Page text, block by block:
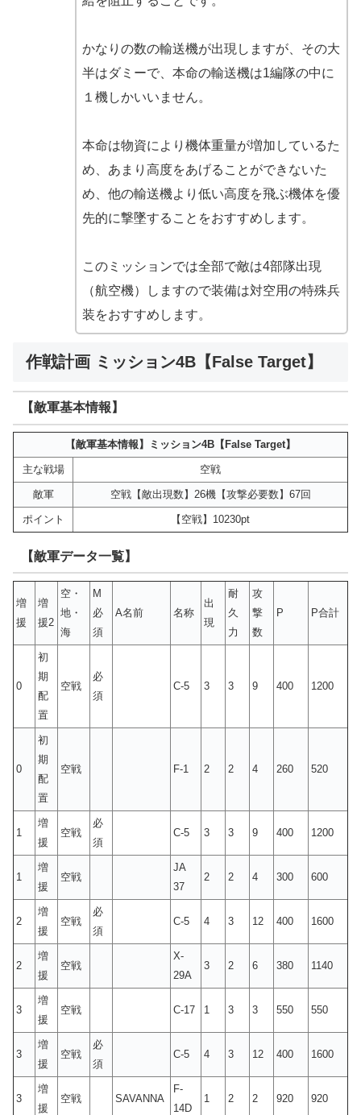
かなりの数の輸送機が出現しますが、その大
半はダミーで、本命の輸送機は1編隊の中に
１機しかいいません。
本命は物資により機体重量が増加しているた
め、あまり高度をあげることができないた
め、他の輸送機より低い高度を飛ぶ機体を優
先的に撃墜することをおすすめします。
このミッションでは全部で敵は4部隊出現
（航空機）しますので装備は対空用の特殊兵
装をおすすめします。
作戦計画 ミッション4B【False Target】
【敵軍基本情報】
【敵軍基本情報】ミッション4B【False Target】
主な戦場 空戦
敵軍 空戦【敵出現数】26機【攻撃必要数】67回
ポイント 【空戦】10230pt
【敵軍データ一覧】
増
援
増
援2
空・
地・
海
M
必
須
A名前 名称
出
現
耐
久
力
攻
撃
数
P P合計
0
初
期
配
置
空戦
必
須
C-5 3 3 9 400 1200
0
初
期
配
置
空戦 F-1 2 2 4 260 520
1
増
援
空戦
必
須
C-5 3 3 9 400 1200
1
増
援
空戦
JA
37
2 2 4 300 600
2
増
援
空戦
必
須
C-5 4 3 12 400 1600
2
増
援
空戦
X-
29A
3 2 6 380 1140
3
増
援
空戦 C-17 1 3 3 550 550
3
増
援
空戦
必
須
C-5 4 3 12 400 1600
3
増
援
空戦 SAVANNA
F-
14D
1 2 2 920 920